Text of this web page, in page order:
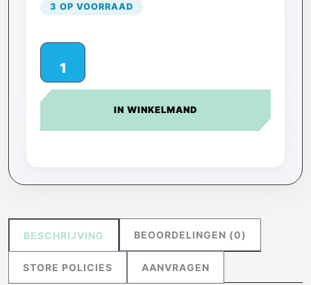
3 OP VOORRAAD
IN WINKELMAND
BESCHRIJVING BEOORDELINGEN (0)
STORE POLICIES AANVRAGEN